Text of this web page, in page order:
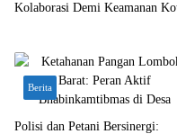
Kolaborasi Demi Keamanan
Berita
Polisi dan Petani Bersinergi: